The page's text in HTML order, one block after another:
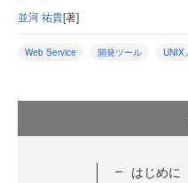
並河 祐貴[著]
Web Service 開発ツール UNIX
はじめに